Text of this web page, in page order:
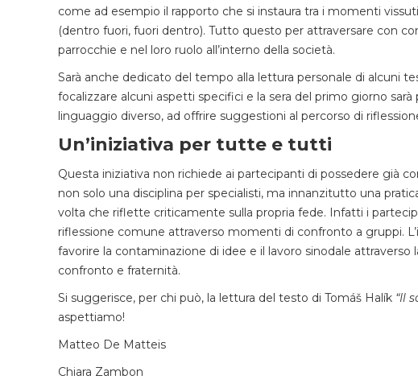
come ad esempio il rapporto che si instaura tra i momenti
(dentro fuori, fuori dentro). Tutto questo per attraversare con
parrocchie e nel loro ruolo all’interno della società.
Sarà anche dedicato del tempo alla lettura personale di alcuni
focalizzare alcuni aspetti specifici e la sera del primo giorno
linguaggio diverso, ad offrire suggestioni al percorso di
Un’iniziativa per tutte e tutti
Questa iniziativa non richiede ai partecipanti di possedere già
non solo una disciplina per specialisti, ma innanzitutto una
volta che riflette criticamente sulla propria fede. Infatti i
riflessione comune attraverso momenti di confronto a gruppi.
favorire la contaminazione di idee e il lavoro sinodale
confronto e fraternità.
Si suggerisce, per chi può, la lettura del testo di Tomáš Halík “Il
aspettiamo!
Matteo De Matteis
Chiara Zambon